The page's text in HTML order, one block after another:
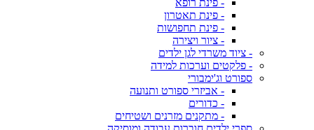
- פינת רופא
- פינת תאטרון
- פינת תחפושות
- ציור ויצירה
- ציוד משרדי לגן ילדים
- פלקטים וערכות למידה
ספורט וג'ימבורי
- אביזרי ספורט ותנועה
- כדורים
- מתקנים מזרנים ושטיחים